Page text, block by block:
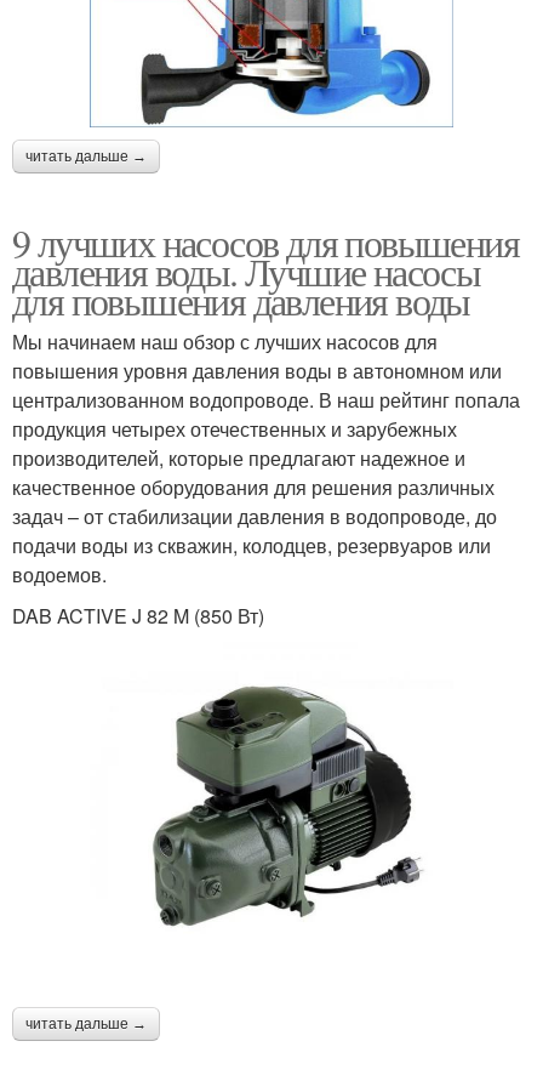
читать дальше →
9 лучших насосов для повышения
давления воды. Лучшие насосы
для повышения давления воды
Мы начинаем наш обзор с лучших насосов для
повышения уровня давления воды в автономном или
централизованном водопроводе. В наш рейтинг попала
продукция четырех отечественных и зарубежных
производителей, которые предлагают надежное и
качественное оборудования для решения различных
задач – от стабилизации давления в водопроводе, до
подачи воды из скважин, колодцев, резервуаров или
водоемов.
DAB ACTIVE J 82 M (850 Вт)
читать дальше →